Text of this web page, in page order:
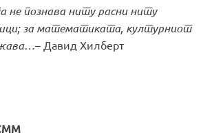
познава ниту расни ниту
за математиката, културниот
– Давид Хилберт